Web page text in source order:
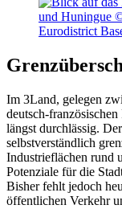
Im 3Land, gelegen
deutsch-
längst durchlässig.
selbstverständlich
Industrieflächen rund
Potenziale für die
Bisher fehlt jedoch
öffentlichen Verkehr